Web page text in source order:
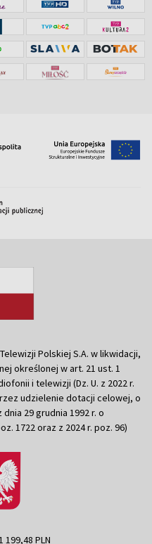
Polskiej S.A. w likwidacji,
określonej w art. 21 ust. 1
i telewizji (Dz. U. z 2022 r.
udzielenie dotacji celowej, o
29 grudnia 1992 r. o
1722 oraz z 2024 r. poz. 96)
199,48 PLN